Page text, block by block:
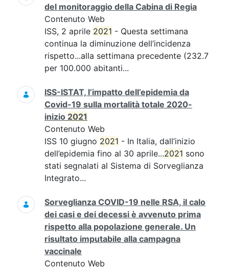
del monitoraggio della Cabina di Regia
Contenuto Web
ISS, 2 aprile 2021 - Questa settimana
continua la diminuzione dell’incidenza
rispetto...alla settimana precedente (232.7
per 100.000 abitanti...
ISS-ISTAT, l’impatto dell’epidemia da
Covid-19 sulla mortalità totale 2020-
inizio 2021
Contenuto Web
ISS 10 giugno 2021 - In Italia, dall’inizio
dell’epidemia fino al 30 aprile...2021 sono
stati segnalati al Sistema di Sorveglianza
Integrato...
Sorveglianza COVID-19 nelle RSA, il calo
dei casi e dei decessi è avvenuto prima
rispetto alla popolazione generale. Un
risultato imputabile alla campagna
vaccinale
Contenuto Web